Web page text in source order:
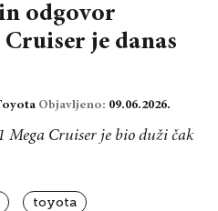
odgovor
je danas
Objavljeno: 09.06.2026.
Mega Cruiser je bio duži čak
toyota